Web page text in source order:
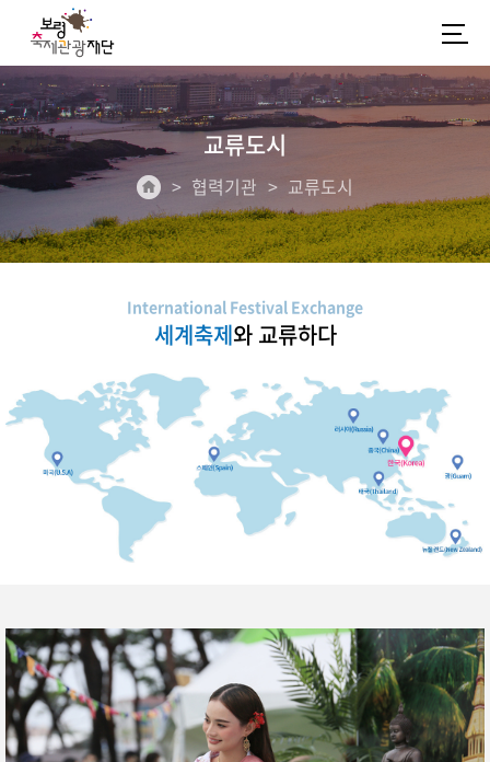
교류도시
협력기관 교류도시
International Festival Exchange
세계축제와 교류하다